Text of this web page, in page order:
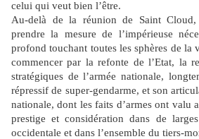
celui qui veut bien l’être.
Au-delà de la réunion de Saint
prendre la mesure de l’impérieuse
profond touchant toutes les sphères de la
commencer par la refonte de l’Etat, la
stratégiques de l’armée nationale,
répressif de super-gendarme, et son
nationale, dont les faits d’armes ont valu
prestige et considération dans de
occidentale et dans l’ensemble du tiers-